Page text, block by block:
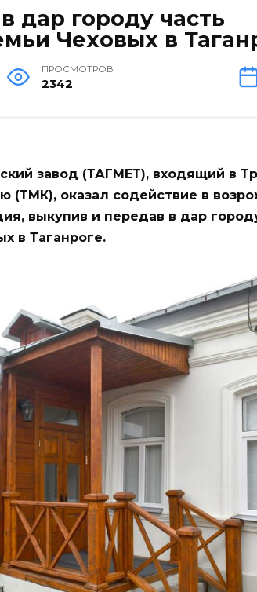
дар городу часть
Чеховых в
ПРОСМОТРОВ
2342
завод (ТАГМЕТ), входящий в
(ТМК), оказал содействие в
выкупив и передав в дар
в Таганроге.